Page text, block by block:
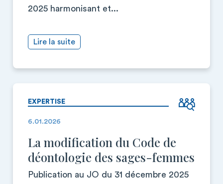
2025 harmonisant et...
Lire la suite
EXPERTISE
6.01.2026
La modification du Code de
déontologie des sages-femmes
Publication au JO du 31 décembre 2025